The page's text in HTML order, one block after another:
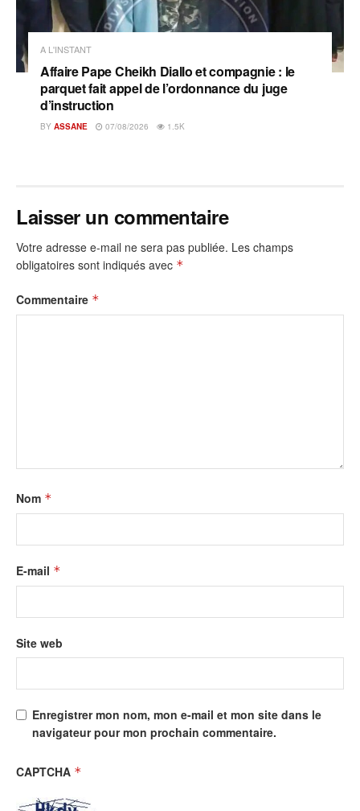
A L'INSTANT
Affaire Pape Cheikh Diallo et compagnie : le
parquet fait appel de l’ordonnance du juge
d’instruction
BY ASSANE 07/08/2026 1.5K
Laisser un commentaire
Votre adresse e-mail ne sera pas publiée. Les champs
obligatoires sont indiqués avec *
Commentaire *
Nom *
E-mail *
Site web
Enregistrer mon nom, mon e-mail et mon site dans le
navigateur pour mon prochain commentaire.
CAPTCHA *